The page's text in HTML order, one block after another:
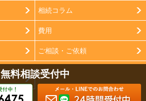
相続コラム
費用
ご相談・ご依頼
無料相談受付中